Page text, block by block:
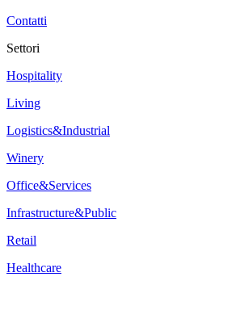
Contatti
Settori
Hospitality
Living
Logistics&Industrial
Winery
Office&Services
Infrastructure&Public
Retail
Healthcare